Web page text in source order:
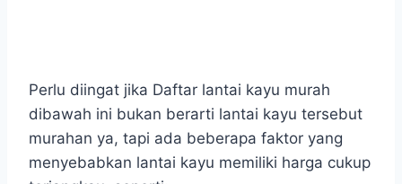
Perlu diingat jika Daftar lantai kayu murah
dibawah ini bukan berarti lantai kayu tersebut
murahan ya, tapi ada beberapa faktor yang
menyebabkan lantai kayu memiliki harga cukup